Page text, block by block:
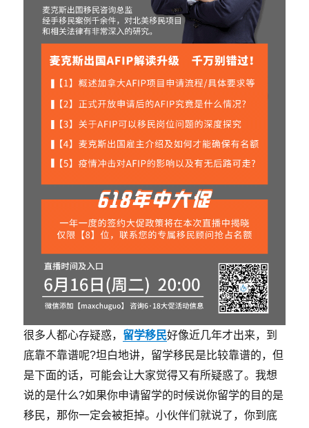
很多人都心存疑惑， 留学移民好像近几年才出来，到
底靠不靠谱呢?坦白地讲，留学移民是比较靠谱的，但
是下面的话，可能会让大家觉得又有所疑惑了。我想
说的是什么?如果你申请留学的时候说你留学的目的是
移民，那你一定会被拒掉。小伙伴们就说了，你到底